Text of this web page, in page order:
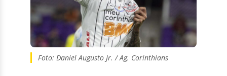
Foto: Daniel Augusto Jr. / Ag. Corinthians